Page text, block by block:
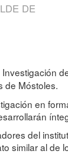
DE
de Móstoles.
en
del
similar al de